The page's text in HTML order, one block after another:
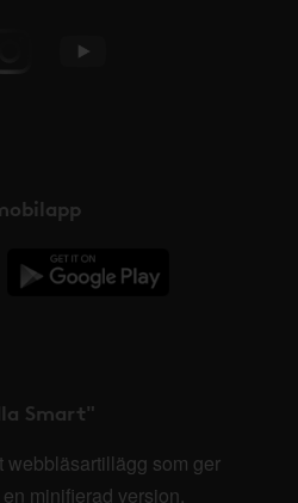
Smart"
webbläsartillägg som ger
minifierad version,